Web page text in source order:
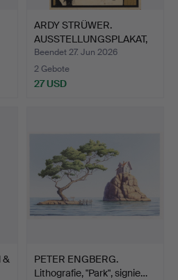
ARDY STRÜWER.
AUSSTELLUNGSPLAKAT,
auf Maso…
Beendet 27. Jun 2026
2 Gebote
27 USD
&
PETER ENGBERG.
Lithografie, "Park", signie…